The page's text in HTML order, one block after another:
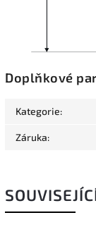
Doplňkové
Kategorie:
Záruka: